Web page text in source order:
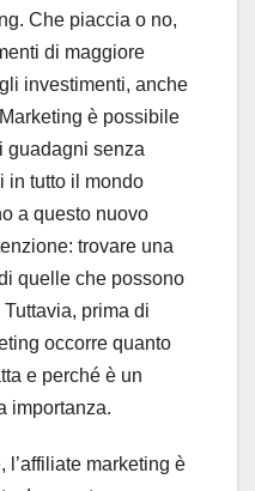
Che piaccia o no,
di maggiore
investimenti, anche
è possibile
guadagni senza
in tutto il mondo
a questo nuovo
trovare una
quelle che possono
prima di
occorre quanto
e perché è un
importanza.
l’affiliate marketing è